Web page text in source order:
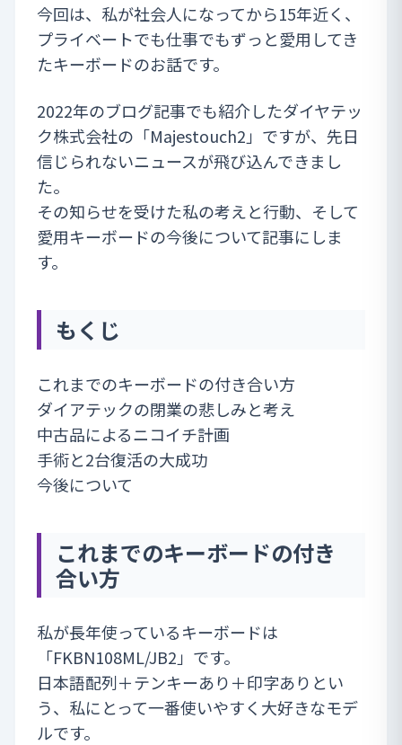
今回は、私が社会人になってから15年近く、
プライベートでも仕事でもずっと愛用してき
たキーボードのお話です。
2022年のブログ記事でも紹介したダイヤテッ
ク株式会社の「Majestouch2」ですが、先日
信じられないニュースが飛び込んできまし
た。
その知らせを受けた私の考えと行動、そして
愛用キーボードの今後について記事にしま
す。
もくじ
これまでのキーボードの付き合い方
ダイアテックの閉業の悲しみと考え
中古品によるニコイチ計画
手術と2台復活の大成功
今後について
これまでのキーボードの付き
合い方
私が長年使っているキーボードは
「FKBN108ML/JB2」です。
日本語配列＋テンキーあり＋印字ありとい
う、私にとって一番使いやすく大好きなモデ
ルです。